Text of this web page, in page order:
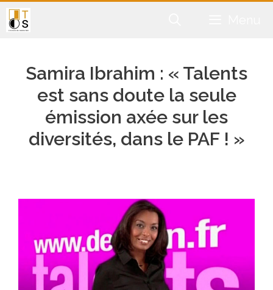
Aller
au
Samira Ibrahim : « Talents
est sans doute la seule
émission axée sur les
diversités, dans le PAF ! »